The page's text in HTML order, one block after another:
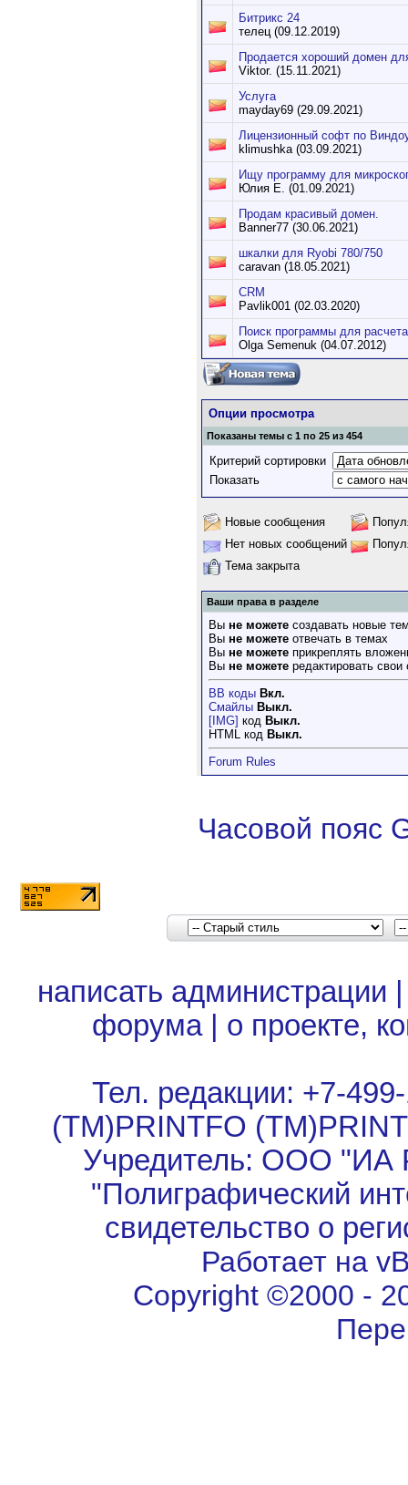
Битрикс 24
телец (09.12.2019)
Продается хороший домен
Viktor. (15.11.2021)
Услуга
mayday69 (29.09.2021)
Лицензионный софт по
klimushka (03.09.2021)
Ищу программу для
Юлия Е. (01.09.2021)
Продам красивый домен.
Banner77 (30.06.2021)
шкалки для Ryobi 780/750
caravan (18.05.2021)
CRM
Pavlik001 (02.03.2020)
Поиск программы для
Olga Semenuk (04.07.2012)
Опции просмотра
Показаны темы с 1 по 25 из 454
Критерий сортировки
Показать
Новые сообщения
Нет новых сообщений
Тема закрыта
Ваши права в разделе
Вы не можете создавать новые
Вы не можете отвечать в темах
Вы не можете прикреплять
Вы не можете редактировать
BB коды Вкл.
Смайлы Выкл.
[IMG] код Выкл.
HTML код Выкл.
Forum Rules
Часовой пояс
написать администрации
форума| о проекте,
Тел. редакции: +7-
(TM)PRINTFO
Учредитель: ООО "ИА
"Полиграфический
свидетельство о
Работает на
Copyright ©2000 -